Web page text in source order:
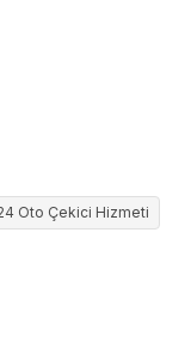
Oto Çekici Hizmeti